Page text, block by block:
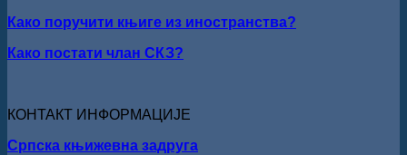
Кирилов
Како поручити књиге из иностранства?
Како постати члан СКЗ?
КОНТАКТ ИНФОРМАЦИЈЕ
Српска књижевна задруга